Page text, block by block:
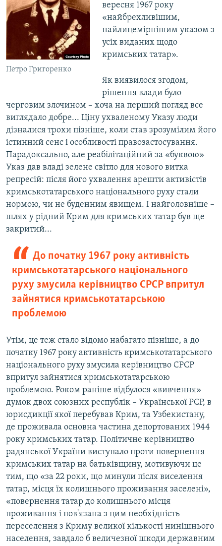
Петро Григоренко
вересня 1967 року
«найбрехливішим,
найлицемірнішим указом з
усіх виданих щодо
кримських татар».
Як виявилося згодом,
рішення влади було
черговим злочином – хоча на перший погляд все
виглядало добре... Ціну ухваленому Указу люди
дізналися трохи пізніше, коли став зрозумілим його
істинний сенс і особливості правозастосування.
Парадоксально, але реабілітаційний за «буквою»
Указ дав владі зелене світло для нового витка
репресій: після його ухвалення арешти активістів
кримськотатарського національного руху стали
нормою, чи не буденним явищем. І найголовніше –
шлях у рідний Крим для кримських татар був ще
закритий...
До початку 1967 року активність
кримськотатарського національного
руху змусила керівництво СРСР впритул
зайнятися кримськотатарською
проблемою
Утім, це теж стало відомо набагато пізніше, а до
початку 1967 року активність кримськотатарського
національного руху змусила керівництво СРСР
впритул зайнятися кримськотатарською
проблемою. Роком раніше відбулося «вивчення»
думок двох союзних республік – Української РСР, в
юрисдикції якої перебував Крим, та Узбекистану,
де проживала основна частина депортованих 1944
року кримських татар. Політичне керівництво
радянської України виступало проти повернення
кримських татар на батьківщину, мотивуючи це
тим, що «за 22 роки, що минули після виселення
татар, місця їх колишнього проживання заселені»,
«повернення татар до колишнього місця
проживання і пов'язана з цим необхідність
переселення з Криму великої кількості нинішнього
населення, завдало б величезної шкоди державним